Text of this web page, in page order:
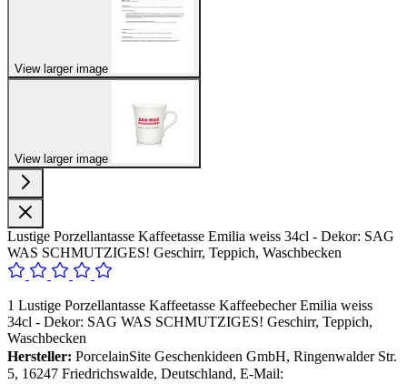
View larger image
View larger image
Lustige Porzellantasse Kaffeetasse Emilia weiss 34cl - Dekor: SAG
WAS SCHMUTZIGES! Geschirr, Teppich, Waschbecken
1 Lustige Porzellantasse Kaffeetasse Kaffeebecher Emilia weiss
34cl - Dekor: SAG WAS SCHMUTZIGES! Geschirr, Teppich,
Waschbecken
Hersteller: PorcelainSite Geschenkideen GmbH, Ringenwalder Str.
5, 16247 Friedrichswalde, Deutschland, E-Mail: